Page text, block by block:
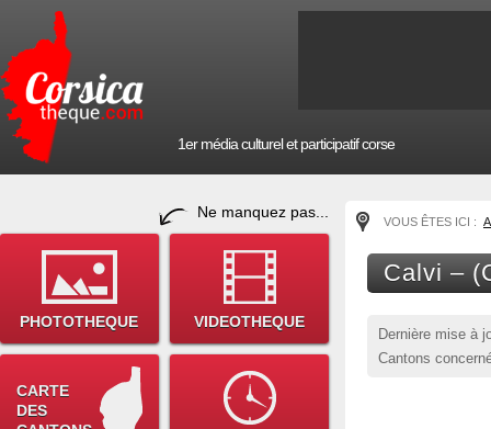
1er média culturel et participatif corse
Ne manquez pas...
PHOTOTHEQUE VIDEOTHEQUE
CARTE
DES
VOUS ÊTES ICI :
Calvi –
Dernière mise à
Cantons